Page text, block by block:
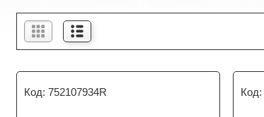
752107934R